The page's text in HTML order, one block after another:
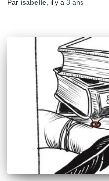
Par isabelle , il y a 3 ans